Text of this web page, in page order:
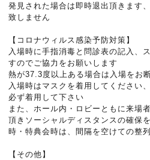
発見された場合は即時退出頂きます
致しません
【コロナウィルス感染予防対策】
入場時に手指消毒と問診表の記入、
すのでご協力をお願いします
熱が37.3度以上ある場合は入場をお
入場時はマスクを着用してください
必ず着用して下さい
また、ホール内・ロビーともに来場
頂きソーシャルディスタンスの確保
時・特典会時は、間隔を空けての整
【その他】